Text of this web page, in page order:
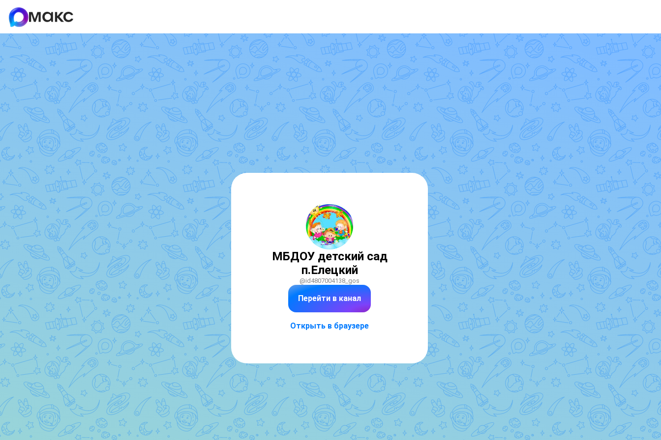
МБДОУ детский сад
п.Елецкий
@id4807004138_gos
Перейти в канал
Открыть в браузере